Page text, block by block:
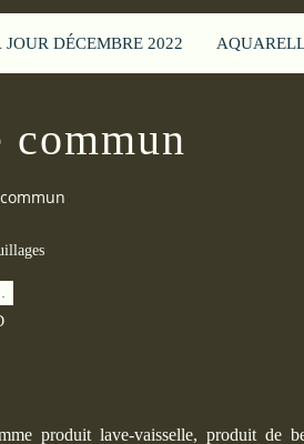
DÉCEMBRE 2022
commun
produit lave-vaisselle, produit de